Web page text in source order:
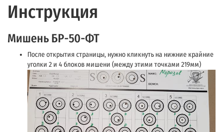
Инструкция
Мишень БР-50-ФТ
После открытия страницы, нужно кликнуть на нижние крайние
уголки 2 и 4 блоков мишени (между этими точками 219мм)